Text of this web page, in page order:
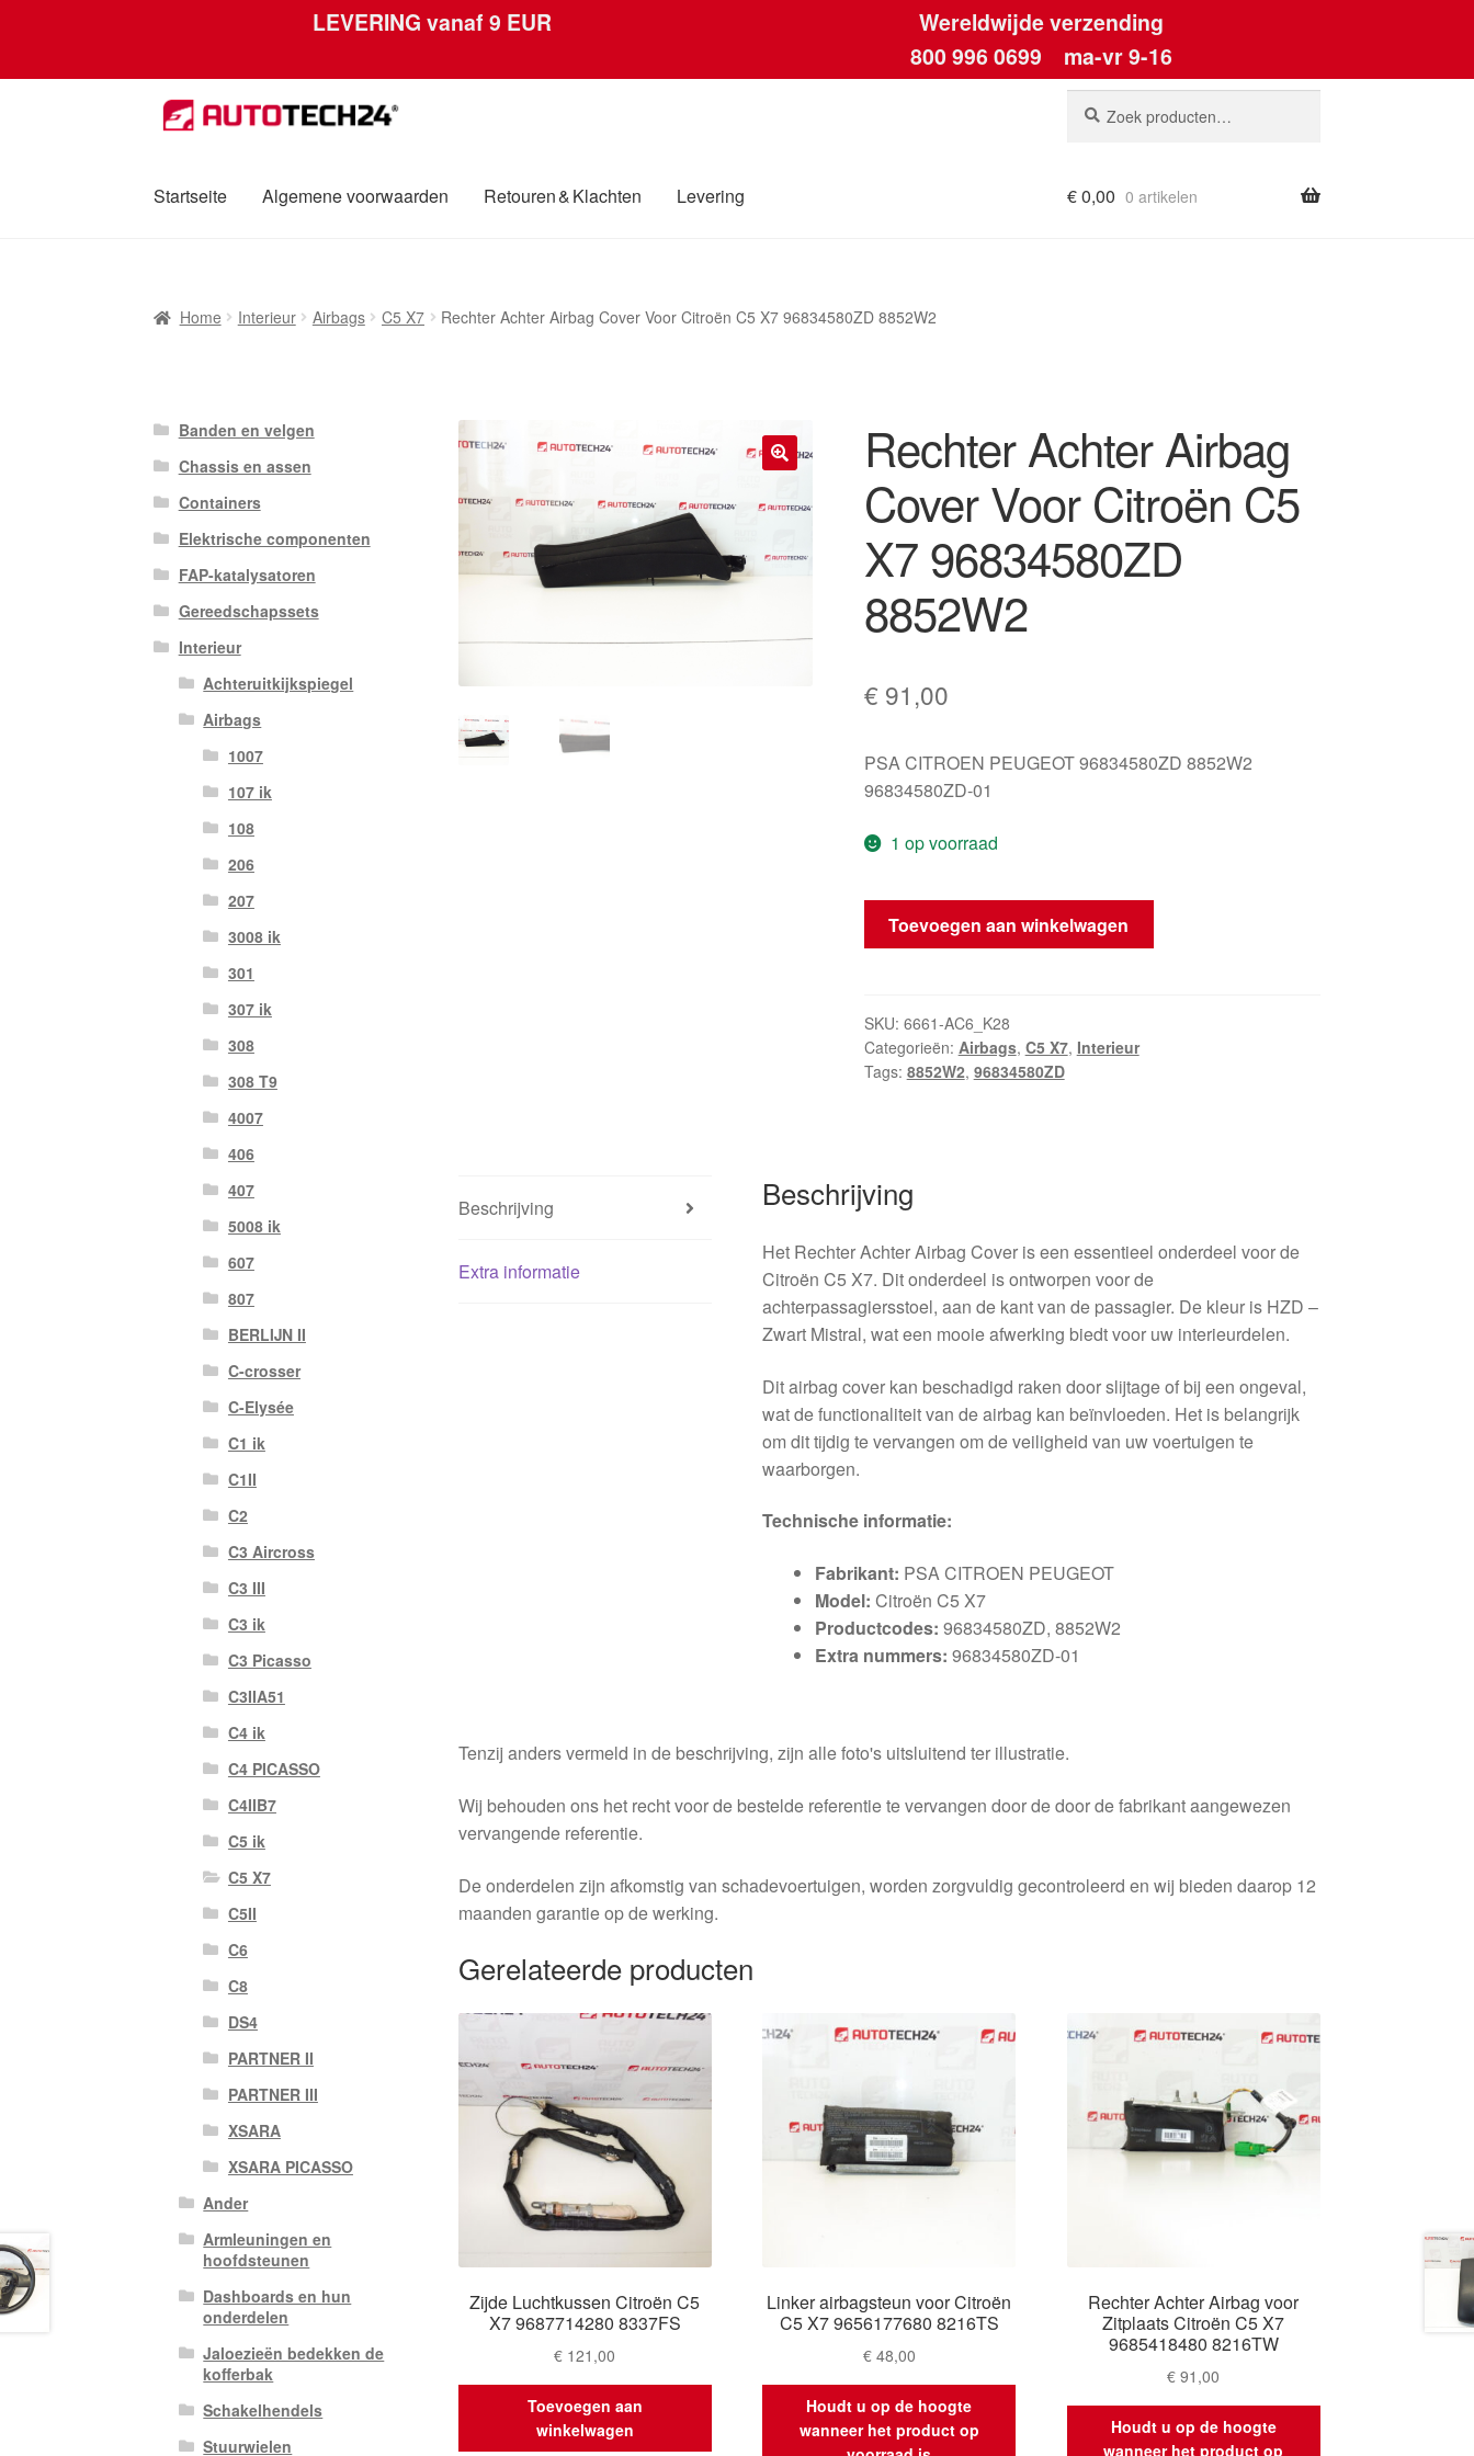
LEVERING vanaf 9 EUR
Wereldwijde verzending
800 996 0699 ma-vr 9-16
Ga
door
navigatie
Ga
naar
inhoud
naar:
Startseite Algemene voorwaarden Retouren & Klachten Levering
Over ons PrivacybeleidWereldwijde verzendingWinkelwagen
€0,00 0 artikelen
Home Interieur Airbags C5 X7 Rechter Achter Airbag Cover Voor Citroën C5 X7 96834580ZD 8852W2
Rechter Achter Airbag
Cover Voor Citroën C5
X7 96834580ZD
8852W2
€ 91,00
PSA CITROEN PEUGEOT 96834580ZD 8852W2
96834580ZD-01
1 op voorraad
Rechter
Achter
Voor
Citroën
C5
hoeveelheid
Toevoegen aan winkelwagen
SKU: 6661-AC6_K28
Categorieën: Airbags, C5 X7, Interieur
Tags: 8852W2, 96834580ZD
Beschrijving
Extra informatie
Beschrijving
Het Rechter Achter Airbag Cover is een essentieel onderdeel voor de
Citroën C5 X7. Dit onderdeel is ontworpen voor de
achterpassagiersstoel, aan de kant van de passagier. De kleur is HZD –
Zwart Mistral, wat een mooie afwerking biedt voor uw interieurdelen.
Dit airbag cover kan beschadigd raken door slijtage of bij een ongeval,
wat de functionaliteit van de airbag kan beïnvloeden. Het is belangrijk
om dit tijdig te vervangen om de veiligheid van uw voertuigen te
waarborgen.
Technische informatie:
Fabrikant: PSA CITROEN PEUGEOT
Model: Citroën C5 X7
Productcodes: 96834580ZD, 8852W2
Extra nummers: 96834580ZD-01
Tenzij anders vermeld in de beschrijving, zijn alle foto's uitsluitend ter illustratie.
Wij behouden ons het recht voor de bestelde referentie te vervangen door de door de fabrikant aangewezen
vervangende referentie.
De onderdelen zijn afkomstig van schadevoertuigen, worden zorgvuldig gecontroleerd en wij bieden daarop 12
maanden garantie op de werking.
Gerelateerde producten
Zijde Luchtkussen Citroën C5
X7 9687714280 8337FS
€ 121,00
Toevoegen aan
winkelwagen
Linker airbagsteun voor Citroën
C5 X7 9656177680 8216TS
€48,00
Houdt u op de hoogte
wanneer het product op
Rechter Achter Airbag voor
Zitplaats Citroën C5 X7
9685418480 8216TW
€ 91,00
Houdt u op de hoogte
wanneer het product op
Banden en velgen
Chassis en assen
Containers
Elektrische componenten
FAP-katalysatoren
Gereedschapssets
Interieur
Achteruitkijkspiegel
Airbags
1007
107 ik
108
206
207
3008 ik
301
307 ik
308
308 T9
4007
406
407
5008 ik
607
807
BERLIJN II
C-crosser
C-Elysée
C1 ik
C1II
C2
C3 Aircross
C3 III
C3 ik
C3 Picasso
C3IIA51
C4 ik
C4 PICASSO
C4IIB7
C5 ik
C5 X7
C5II
C6
C8
DS4
PARTNER II
PARTNER III
XSARA
XSARA PICASSO
Ander
Armleuningen en
hoofdsteunen
Dashboards en hun
onderdelen
Jaloezieën bedekken de
kofferbak
Schakelhendels
Stuurwielen